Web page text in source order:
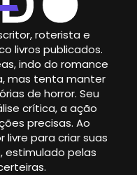
roterista e
livros publicados.
indo do romance
mas tenta manter
de horror. Seu
crítica, a ação
precisas. Ao
para criar suas
estimulado pelas